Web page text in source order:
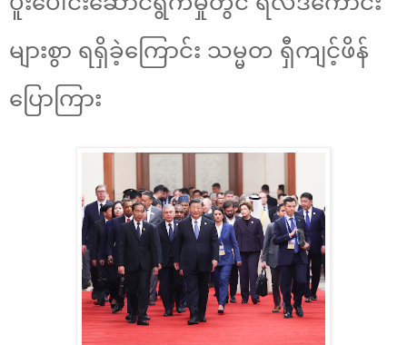
များစွာ ရရှိခဲ့ကြောင်း သမ္မတ ရှီကျင့်ဖိန်
ပြောကြား